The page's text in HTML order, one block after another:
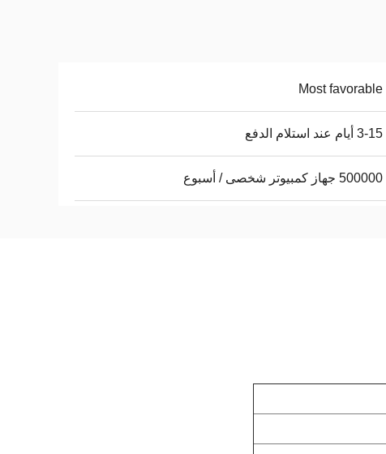
Most favorable
3-15 أيام عند استلام الدفع
500000 جهاز كمبيوتر شخصى / أسبوع